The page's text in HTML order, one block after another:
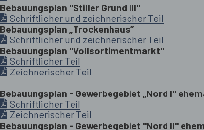
Bebauungsplan "Stiller Grund III"
Schriftlicher und zeichnerischer Teil
Bebauungsplan „Trockenhaus”
Schriftlicher und zeichnerischer Teil
Bebauungsplan "Vollsortimentmarkt"
Schriftlicher Teil
Zeichnerischer Teil
Bebauungsplan - Gewerbegebiet „Nord I"
Schriftlicher Teil
Zeichnerischer Teil
Bebauungsplan - Gewerbegebiet "Nord II"